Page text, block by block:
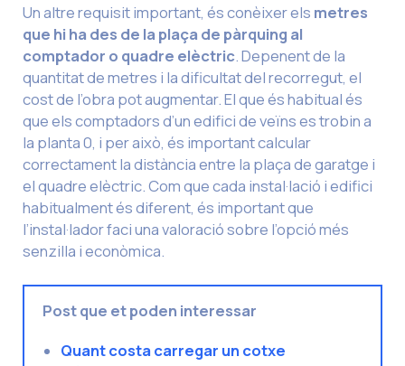
Un altre requisit important, és conèixer els metres
que hi ha des de la plaça de pàrquing al
comptador o quadre elèctric. Depenent de la
quantitat de metres i la dificultat del recorregut, el
cost de l’obra pot augmentar. El que és habitual és
que els comptadors d’un edifici de veïns es trobin a
la planta 0, i per això, és important calcular
correctament la distància entre la plaça de garatge i
el quadre elèctric. Com que cada instal·lació i edifici
habitualment és diferent, és important que
l’instal·lador faci una valoració sobre l’opció més
senzilla i econòmica.
Post que et poden interessar
Quant costa carregar un cotxe